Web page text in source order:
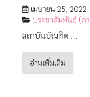
เมษายน 25, 2022
ประชาสัมพันธ์ (ภ
สถาบันบัณฑิต ...
อ่านเพิ่มเติม